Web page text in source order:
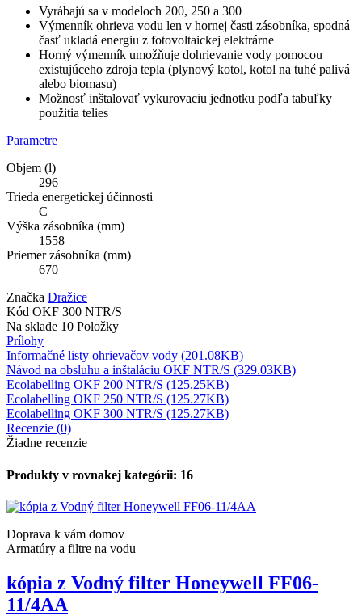
Vyrábajú sa v modeloch 200, 250 a 300
Výmenník ohrieva vodu len v hornej časti zásobníka, spodná
časť ukladá energiu z fotovoltaickej elektrárne
Horný výmenník umožňuje dohrievanie vody pomocou
existujúceho zdroja tepla (plynový kotol, kotol na tuhé palivá
alebo biomasu)
Možnosť inštalovať vykurovaciu jednotku podľa tabuľky
použitia telies
Parametre
Objem (l)
296
Trieda energetickej účinnosti
C
Výška zásobníka (mm)
1558
Priemer zásobníka (mm)
670
Značka Dražice
Kód OKF 300 NTR/S
Na sklade 10 Položky
Prílohy
Informačné listy ohrievačov vody (201.08KB)
Návod na obsluhu a inštaláciu OKF NTR/S (329.03KB)
Ecolabelling OKF 200 NTR/S (125.25KB)
Ecolabelling OKF 250 NTR/S (125.27KB)
Ecolabelling OKF 300 NTR/S (125.27KB)
Recenzie (0)
Žiadne recenzie
Produkty v rovnakej kategórii: 16
Doprava k vám domov
Armatúry a filtre na vodu
kópia z Vodný filter Honeywell FF06-
11/4AA